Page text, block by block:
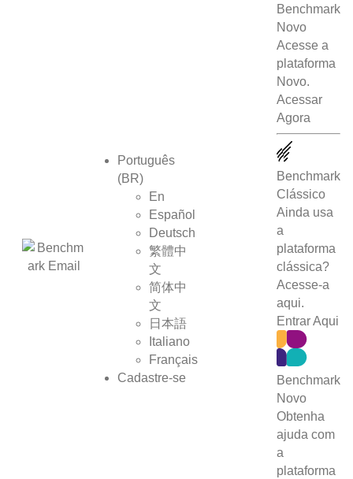
Português
(BR)
En
Español
Deutsch
繁體中
文
简体中
文
日本語
Italiano
Français
Cadastre-se
Benchmark
Novo
Acesse a
plataforma
Novo.
Acessar
Agora
Benchmark
Clássico
Ainda usa
a
plataforma
clássica?
Acesse-a
aqui.
Entrar Aqui
Benchmark
Novo
Obtenha
ajuda com
a
plataforma